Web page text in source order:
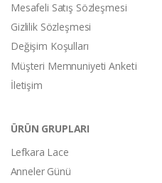
Mesafeli Satış Sözleşmesi
Gizlilik Sözleşmesi
Değişim Koşulları
Müşteri Memnuniyeti Anketi
İletişim
ÜRÜN GRUPLARI
Lefkara Lace
Anneler Günü